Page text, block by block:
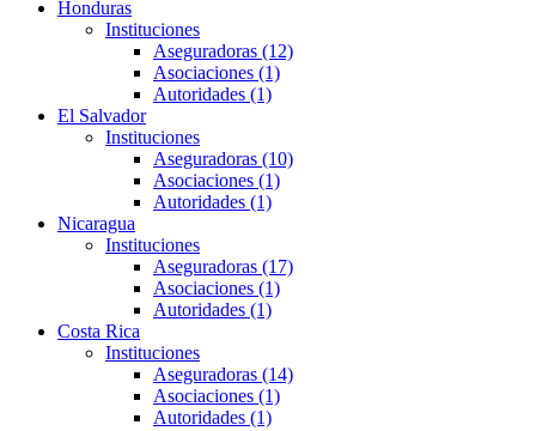
Honduras
Instituciones
Aseguradoras (12)
Asociaciones (1)
Autoridades (1)
El Salvador
Instituciones
Aseguradoras (10)
Asociaciones (1)
Autoridades (1)
Nicaragua
Instituciones
Aseguradoras (17)
Asociaciones (1)
Autoridades (1)
Costa Rica
Instituciones
Aseguradoras (14)
Asociaciones (1)
Autoridades (1)